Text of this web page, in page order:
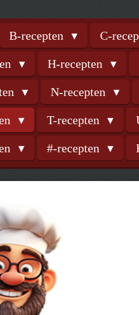
B-recepten C-
H-recepten
N-recepten
T-recepten
#-recepten